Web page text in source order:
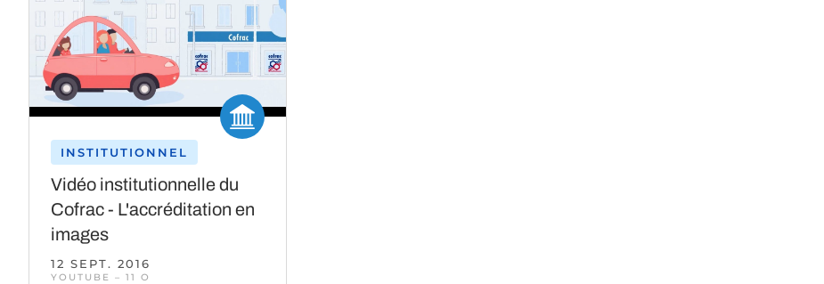
INSTITUTIONNEL
Vidéo institutionnelle du
Cofrac - L'accréditation en
images
12 SEPT. 2016
YOUTUBE – 11 O